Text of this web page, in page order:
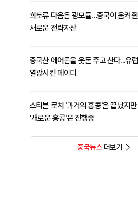
희토류 다음은 광모듈…중국이 움켜쥔
새로운 전략자산
중국산 에어콘을 웃돈 주고 산다...유럽
열광시킨 메이디
스티븐 로치 '과거의 홍콩'은 끝났지만
'새로운 홍콩'은 진행중
중국뉴스더보기